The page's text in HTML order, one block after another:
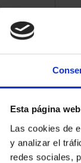
Esta página
Las cookies de
y analizar el
redes sociales,